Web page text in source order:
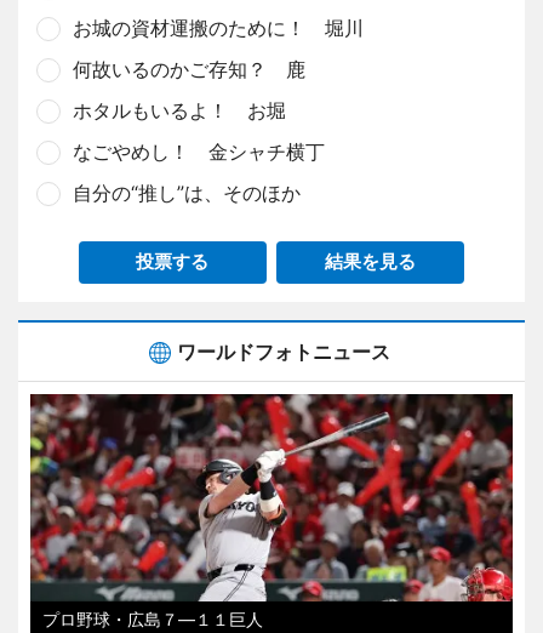
お城の資材運搬のために！ 堀川
何故いるのかご存知？ 鹿
ホタルもいるよ！ お堀
なごやめし！ 金シャチ横丁
自分の“推し”は、そのほか
投票する 結果を見る
ワールドフォトニュース
プロ野球・広島７―１１巨人